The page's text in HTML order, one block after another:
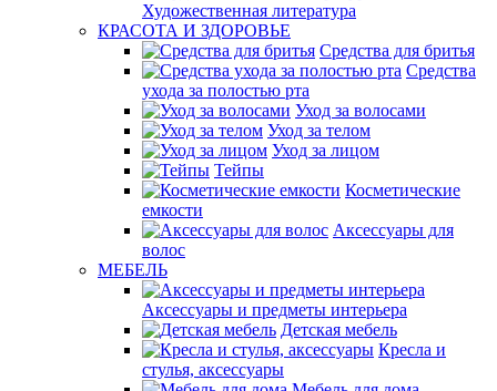
Художественная литература
КРАСОТА И ЗДОРОВЬЕ
Средства для бритья
Средства
ухода за полостью рта
Уход за волосами
Уход за телом
Уход за лицом
Тейпы
Косметические
емкости
Аксессуары для
волос
МЕБЕЛЬ
Аксессуары и предметы интерьера
Детская мебель
Кресла и
стулья, аксессуары